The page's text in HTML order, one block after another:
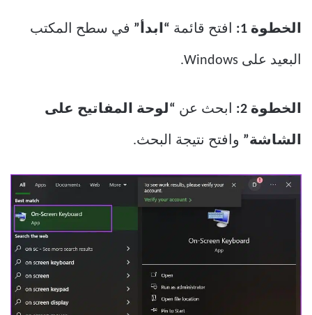
الخطوة 1: افتح قائمة “ابدأ” في سطح المكتب
البعيد على Windows.
الخطوة 2: ابحث عن “لوحة المفاتيح على
الشاشة” وافتح نتيجة البحث.